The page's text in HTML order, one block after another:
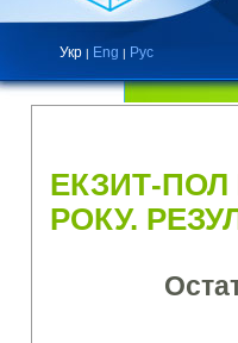
Укр | Eng | Рус
ЕКЗИТ-ПОЛ
РОКУ.